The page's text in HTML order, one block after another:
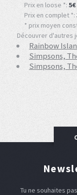
Prix en loose *: 5€
Prix en complet *:
* prix moyen
Découvrer d'autres
Rainbow
Simpsons,
Simpsons,
Tu ne souhaites